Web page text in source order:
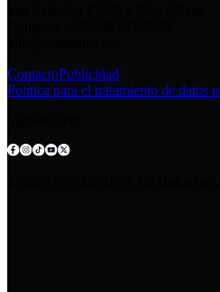
ContactoPublicidad
Política para el tratamiento de datos